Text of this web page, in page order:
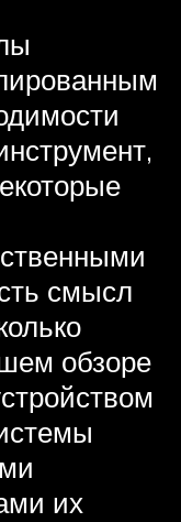
смысл
обзоре
их